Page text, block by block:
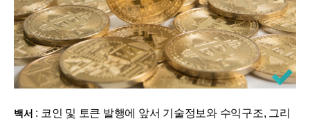
백서 : 코인 및 토큰 발행에 앞서 기술정보와 수익구조, 그리